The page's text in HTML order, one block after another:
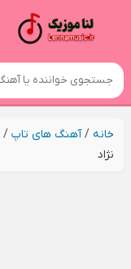
خانه/آهنگ های تاپ/
نژاد